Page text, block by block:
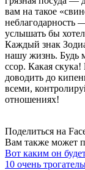
вам на такое
неблагодарность
услышать бы
Каждый знак
нашу жизнь. Будь
ссор. Какая
доводить до
всеми,
отношениях!
Поделиться на
Вам также может
Вот каким он
10 очень